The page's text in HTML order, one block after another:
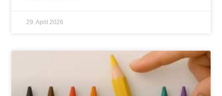
29. April 2026